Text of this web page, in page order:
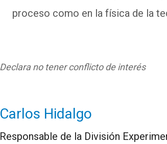
proceso como en la física de la
Declara no tener conflicto de interés
Carlos Hidalgo
Responsable de la División